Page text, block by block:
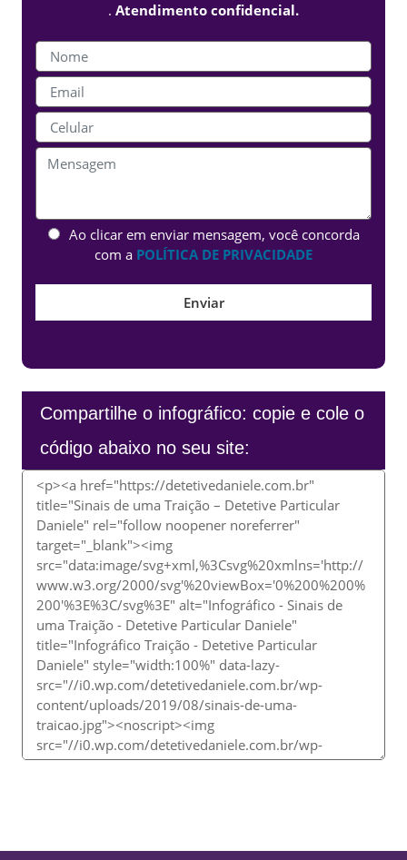
. Atendimento confidencial.
Ao clicar em enviar mensagem, você concorda
com a POLÍTICA DE PRIVACIDADE
Compartilhe o infográfico: copie e cole o
código abaixo no seu site: